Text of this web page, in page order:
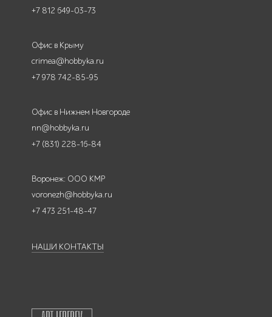
+7 812 649-03-73
Офис в Крыму
crimea@hobbyka.ru
+7 978 742-85-95
Офис в Нижнем Новгороде
nn@hobbyka.ru
+7 (831) 228-16-84
Воронеж: ООО КМР
voronezh@hobbyka.ru
+7 473 251-48-47
НАШИ КОНТАКТЫ